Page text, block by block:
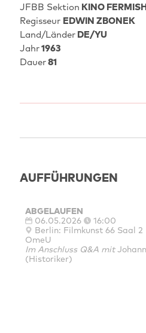
JFBB Sektion KINO
Regisseur EDWIN ZBONEK
Land/LänderDE/YU
Jahr1963
Dauer81
AUFFÜHRUNGEN
ABGELAUFEN
06.05.2026
16:00
Berlin: Filmkunst 66 Saal 2
OmeU
Im Anschluss Q&A mit
(Historiker)